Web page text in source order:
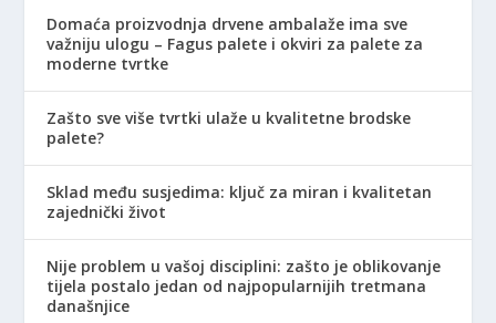
Domaća proizvodnja drvene ambalaže ima sve
važniju ulogu – Fagus palete i okviri za palete za
moderne tvrtke
Zašto sve više tvrtki ulaže u kvalitetne brodske
palete?
Sklad među susjedima: ključ za miran i kvalitetan
zajednički život
Nije problem u vašoj disciplini: zašto je oblikovanje
tijela postalo jedan od najpopularnijih tretmana
današnjice